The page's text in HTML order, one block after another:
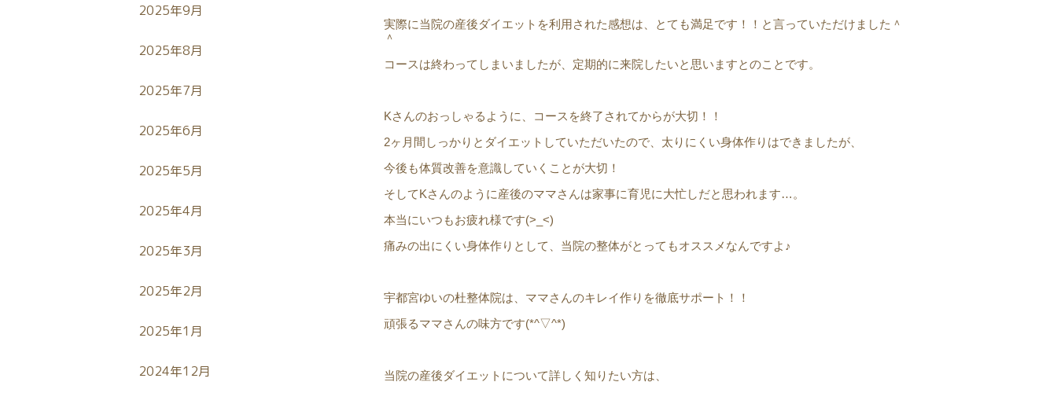
実際に当院の産後ダイエットを利用された感想は、とても満足です！！と言っていただけました＾
＾
コースは終わってしまいましたが、定期的に来院したいと思いますとのことです。
Kさんのおっしゃるように、コースを終了されてからが大切！！
2ヶ月間しっかりとダイエットしていただいたので、太りにくい身体作りはできましたが、
今後も体質改善を意識していくことが大切！
そしてKさんのように産後のママさんは家事に育児に大忙しだと思われます…。
本当にいつもお疲れ様です(>_<)
痛みの出にくい身体作りとして、当院の整体がとってもオススメなんですよ♪
宇都宮ゆいの杜整体院は、ママさんのキレイ作りを徹底サポート！！
頑張るママさんの味方です(*^▽^*)
当院の産後ダイエットについて詳しく知りたい方は、
2025年9月
2025年8月
2025年7月
2025年6月
2025年5月
2025年4月
2025年3月
2025年2月
2025年1月
2024年12月